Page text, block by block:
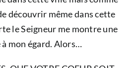
découvrir même dans cette
le Seigneur me montre une
mon égard. Alors…